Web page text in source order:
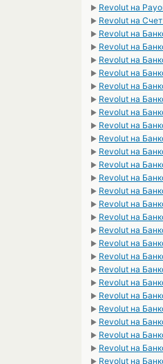
► Revolut на
► Revolut на
► Revolut на
► Revolut на
► Revolut на
► Revolut на
► Revolut на
► Revolut на
► Revolut на
► Revolut на
► Revolut на
► Revolut на
► Revolut на
► Revolut на
► Revolut на
► Revolut на
► Revolut на
► Revolut на
► Revolut на
► Revolut на
► Revolut на
► Revolut на
► Revolut на
► Revolut на
► Revolut на
► Revolut на
► Revolut на
► Revolut на